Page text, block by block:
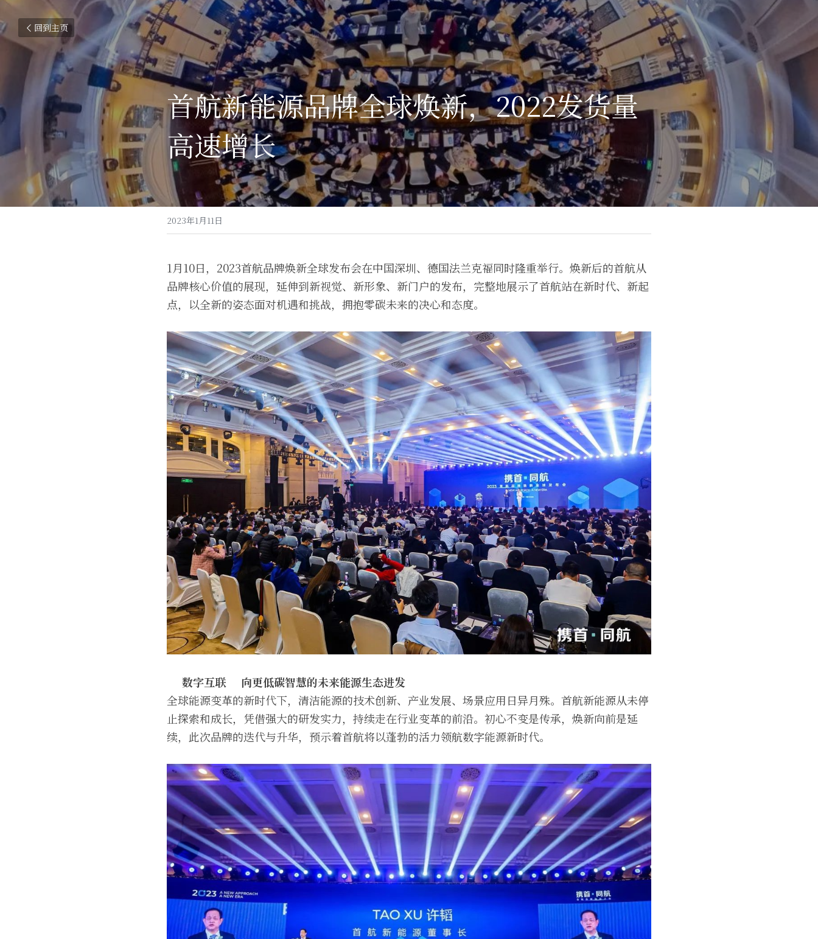
回到主页
首航新能源品牌全球焕新，2022发货量
高速增长
2023年1月11日
1月10日，2023首航品牌焕新全球发布会在中国深圳、德国法兰克福同时隆重举行。焕新后的首航从
品牌核心价值的展现，延伸到新视觉、新形象、新门户的发布，完整地展示了首航站在新时代、新起
点，以全新的姿态面对机遇和挑战，拥抱零碳未来的决心和态度。
数字互联
向更低碳智慧的未来能源生态进发
全球能源变革的新时代下，清洁能源的技术创新、产业发展、场景应用日异月殊。首航新能源从未停
止探索和成长，凭借强大的研发实力，持续走在行业变革的前沿。初心不变是传承，焕新向前是延
续，此次品牌的迭代与升华，预示着首航将以蓬勃的活力领航数字能源新时代。